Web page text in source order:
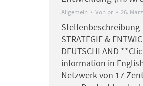
Allgemein Von pr 26.
STRATEGIE &
DEUTSCHLAND
information in
Netzwerk von 17